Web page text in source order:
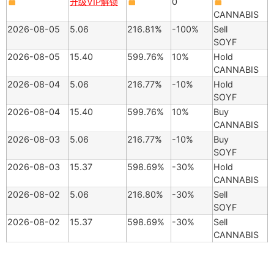
CANNABIS
2026-08-05
5.06 216.81% -100%
Sell
SOYF
2026-08-05
15.40 599.76% 10%
Hold
CANNABIS
2026-08-04
5.06 216.77% -10%
Hold
SOYF
2026-08-04
15.40 599.76% 10%
Buy
CANNABIS
2026-08-03
5.06 216.77% -10%
Buy
SOYF
2026-08-03
15.37 598.69% -30%
Hold
CANNABIS
2026-08-02
5.06 216.80% -30%
Sell
SOYF
2026-08-02
15.37 598.69% -30%
Sell
CANNABIS